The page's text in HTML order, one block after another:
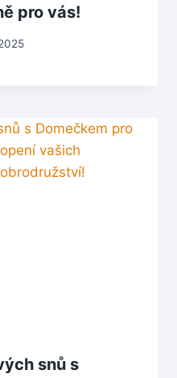
pro vás!
snů s